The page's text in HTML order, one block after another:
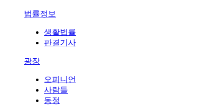
법률정보
생활법률
판결기사
광장
오피니언
사람들
동정